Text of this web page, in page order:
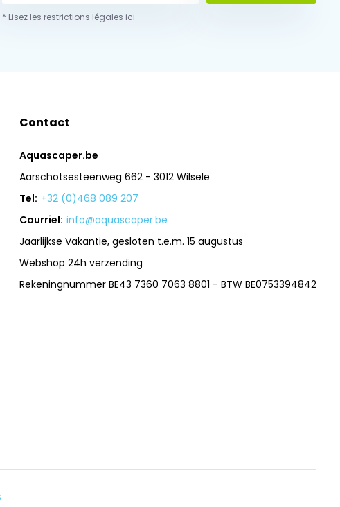
* Lisez les restrictions légales ici
Contact
Aquascaper.be
Aarschotsesteenweg 662 - 3012 Wilsele
Tel: +32 (0)468 089 207
Courriel: info@aquascaper.be
Jaarlijkse Vakantie, gesloten t.e.m. 15 augustus
Webshop 24h verzending
Rekeningnummer BE43 7360 7063 8801 - BTW BE0753394842